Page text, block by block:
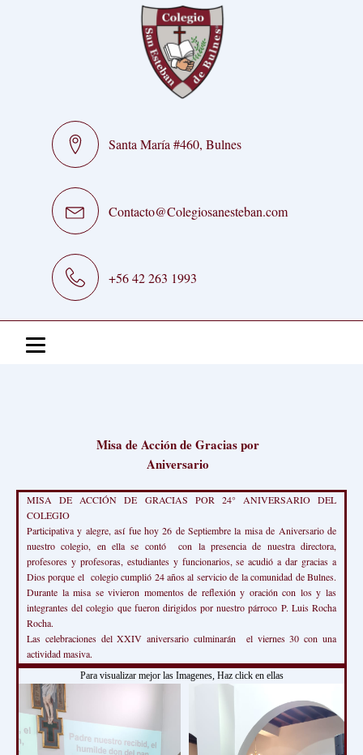
Santa María #460, Bulnes
Contacto@Colegiosanesteban.com
+56 42 263 1993
Misa de Acción de Gracias por
Aniversario
MISA DE ACCIÓN DE GRACIAS POR 24° ANIVERSARIO DEL
COLEGIO
Participativa y alegre, así fue hoy 26 de Septiembre la misa de Aniversario de
nuestro colegio, en ella se contó con la presencia de nuestra directora,
profesores y profesoras, estudiantes y funcionarios, se acudió a dar gracias a
Dios porque el colegio cumplió 24 años al servicio de la comunidad de Bulnes.
Durante la misa se vivieron momentos de reflexión y oración con los y las
integrantes del colegio que fueron dirigidos por nuestro párroco P. Luis Rocha
Rocha.
Las celebraciones del XXIV aniversario culminarán el viernes 30 con una
actividad masiva.
Para visualizar mejor las Imagenes, Haz click en ellas